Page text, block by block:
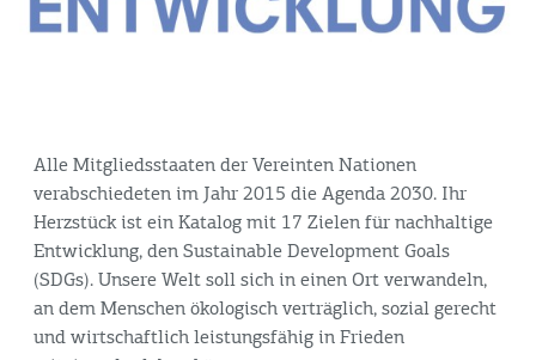
Alle Mitgliedsstaaten der Vereinten Nationen
verabschiedeten im Jahr 2015 die Agenda 2030. Ihr
Herzstück ist ein Katalog mit 17 Zielen für nachhaltige
Entwicklung, den Sustainable Development Goals
(SDGs). Unsere Welt soll sich in einen Ort verwandeln,
an dem Menschen ökologisch verträglich, sozial gerecht
und wirtschaftlich leistungsfähig in Frieden